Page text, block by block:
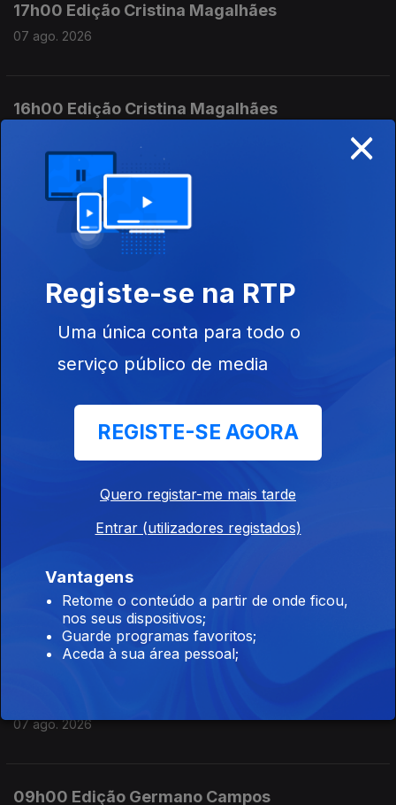
17h00 Edição Cristina Magalhães
07 ago. 2026
16h00 Edição Cristina Magalhães
15h00 Edição Susana Lemos
07 ago. 2026
14h00 Edição Susana Lemos
07 ago. 2026
13h00 Edição Susana Lemos
12h00 Edição Susana Lemos
11h00 Edição Susana Lemos
07 ago. 2026
07 ago. 2026
09h00 Edição Germano Campos
×
Registe-se na RTP
Uma única conta para todo o
serviço público de media
REGISTE-SE AGORA
Quero registar-me mais tarde
Entrar (utilizadores registados)
Vantagens
Retome o conteúdo a partir de onde ficou,
nos seus dispositivos;
Guarde programas favoritos;
Aceda à sua área pessoal;